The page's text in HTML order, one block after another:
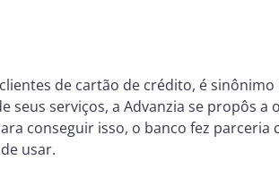
de cartão de crédito, é
serviços, a Advanzia se propôs a
conseguir isso, o banco fez
usar.